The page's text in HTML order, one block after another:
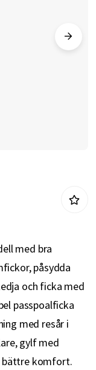
med bra
påsydda
och ficka med
passpoalficka
med resår i
gylf med
bättre komfort.